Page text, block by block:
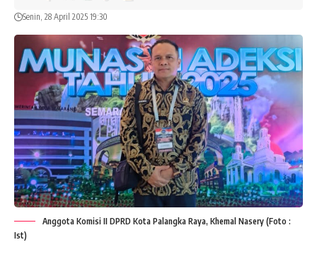
Senin, 28 April 2025 19:30
Anggota Komisi II DPRD Kota Palangka Raya, Khemal Nasery (Foto :
Ist)